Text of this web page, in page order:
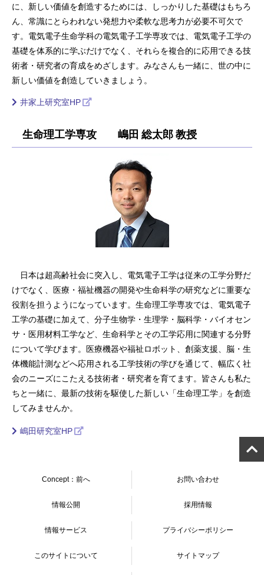
に、新しい価値を創造するためには、しっかりした基礎はもちろ
ん、常識にとらわれない発想力や柔軟な思考力が必要不可欠で
す。電気電子生命学科の電気電子工学専攻では、電気電子工学の
基礎を体系的に学ぶだけでなく、それらを複合的に応用できる技
術者・研究者の育成をめざします。みなさんも一緒に、世の中に
新しい価値を創造していきましょう。
井家上研究室HP
生命理工学専攻 嶋田 総太郎 教授
日本は超高齢社会に突入し、電気電子工学は従来の工学分野だ
けでなく、医療・福祉機器の開発や生命科学の研究などに重要な
役割を担うようになっています。生命理工学専攻では、電気電子
工学の基礎に加えて、分子生物学・生理学・脳科学・バイオセン
サ・医用材料工学など、生命科学とその工学応用に関連する分野
について学びます。医療機器や福祉ロボット、創薬支援、脳・生
体機能計測などへ応用される工学技術の学びを通じて、幅広く社
会のニーズにこたえる技術者・研究者を育てます。皆さんも私た
ちと一緒に、最新の技術を駆使した新しい「生命理工学」を創造
してみませんか。
嶋田研究室HP
Concept：前へ お問い合わせ
情報公開 採用情報
情報サービス プライバシーポリシー
このサイトについて サイトマップ